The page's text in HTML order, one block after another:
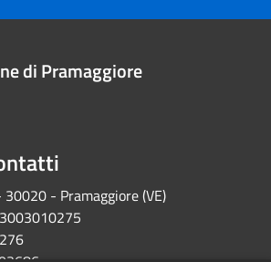
di Pramaggiore
30020 - Pramaggiore (VE)